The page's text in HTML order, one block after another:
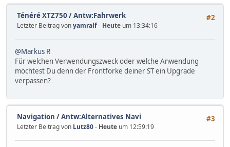
#2
Ténéré XTZ750 /Antw:Fahrwerk
Letzter Beitrag vonyamralf- Heute um 13:34:16
@Markus R
Für welchen Verwendungszweck oder welche Anwendung
möchtest Du denn der Frontforke deiner ST ein Upgrade
verpassen?
#3
Navigation /Antw:Alternatives Navi
Letzter Beitrag von Lutz80- Heute um 12:59:19